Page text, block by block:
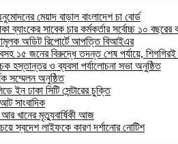
মেয়াদ বাড়াল বাংলাদেশ চা বোর্ড
ব্যাংকের সাবেক চার কর্মকর্তার সর্বোচ্চ ১০ বছরের
অডিট রিপোর্টে আপত্তি বিআইএর
১৫ জনের বিরুদ্ধে তদন্ত শেষ পর্যায়ে, শিগগিরই
হস্তান্তর ও ব্যবসা পর্যালোচনা সভা অনুষ্ঠিত
সম্মেলন অনুষ্ঠিত
ইন ঢাকা সিটি সেন্টারের চুক্তি
সাংবাদিক
আর খানের মৃত্যুবার্ষিকী আজ
স্বদেশ লাইফকে কারণ দর্শানোর নোটিশ